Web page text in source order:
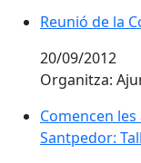
Reunió de la
20/09/2012
Organitza:
Comencen
Santpedor: